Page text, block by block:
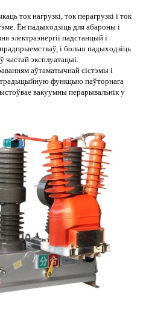
ток нагрузкі, ток перагрузкі і ток
Ён падыходзіць для абароны і
электраэнергіі падстанцый і
і больш падыходзіць
частай эксплуатацыі.
аўтаматычнай сістэмы і
традыцыйную функцыю паўторнага
вакуумны перарывальнік у